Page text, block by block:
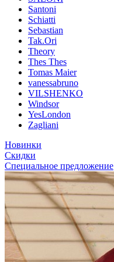
Santoni
Schiatti
Sebastian
Tak.Ori
Theory
Thes Thes
Tomas Maier
vanessabruno
VILSHENKO
Windsor
YesLondon
Zagliani
Новинки
Скидки
Специальное предложение